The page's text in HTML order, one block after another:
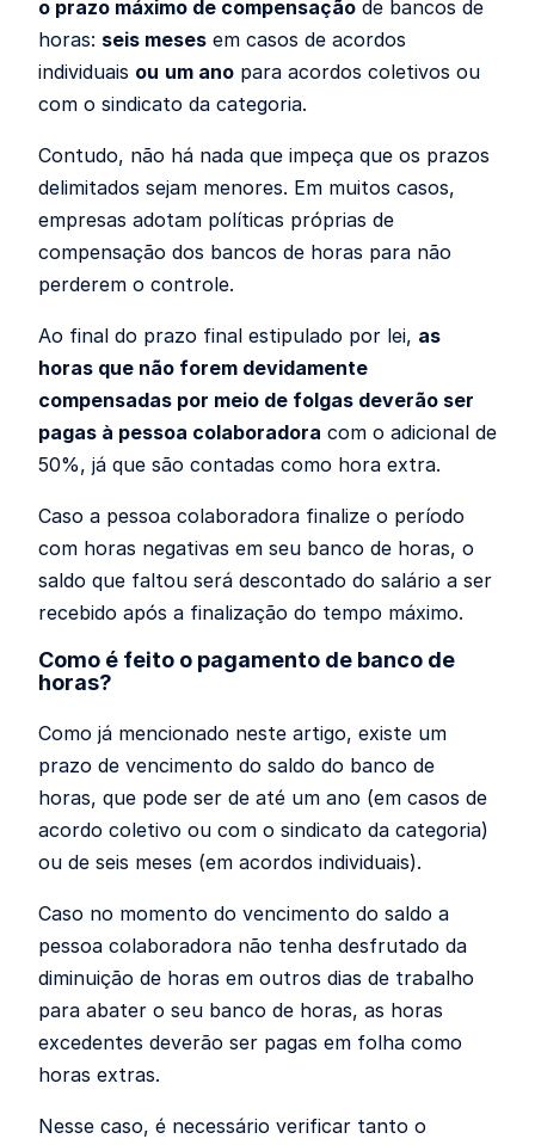
o prazo máximo de compensação de bancos de
horas: seis meses em casos de acordos
individuais ou um ano para acordos coletivos ou
com o sindicato da categoria.
Contudo, não há nada que impeça que os prazos
delimitados sejam menores. Em muitos casos,
empresas adotam políticas próprias de
compensação dos bancos de horas para não
perderem o controle.
Ao final do prazo final estipulado por lei, as
horas que não forem devidamente
compensadas por meio de folgas deverão ser
pagas à pessoa colaboradora com o adicional de
50%, já que são contadas como hora extra.
Caso a pessoa colaboradora finalize o período
com horas negativas em seu banco de horas, o
saldo que faltou será descontado do salário a ser
recebido após a finalização do tempo máximo.
Como é feito o pagamento de banco de
horas?
Como já mencionado neste artigo, existe um
prazo de vencimento do saldo do banco de
horas, que pode ser de até um ano (em casos de
acordo coletivo ou com o sindicato da categoria)
ou de seis meses (em acordos individuais).
Caso no momento do vencimento do saldo a
pessoa colaboradora não tenha desfrutado da
diminuição de horas em outros dias de trabalho
para abater o seu banco de horas, as horas
excedentes deverão ser pagas em folha como
horas extras.
Nesse caso, é necessário verificar tanto o